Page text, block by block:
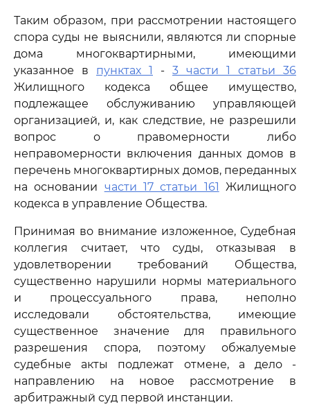
Таким образом, при рассмотрении настоящего
спора суды не выяснили, являются ли спорные
дома многоквартирными, имеющими
указанное в пунктах 1 - 3 части 1 статьи 36
Жилищного кодекса общее имущество,
подлежащее обслуживанию управляющей
организацией, и, как следствие, не разрешили
вопрос о правомерности либо
неправомерности включения данных домов в
перечень многоквартирных домов, переданных
на основании части 17 статьи 161 Жилищного
кодекса в управление Общества.
Принимая во внимание изложенное, Судебная
коллегия считает, что суды, отказывая в
удовлетворении требований Общества,
существенно нарушили нормы материального
и процессуального права, неполно
исследовали обстоятельства, имеющие
существенное значение для правильного
разрешения спора, поэтому обжалуемые
судебные акты подлежат отмене, а дело -
направлению на новое рассмотрение в
арбитражный суд первой инстанции.